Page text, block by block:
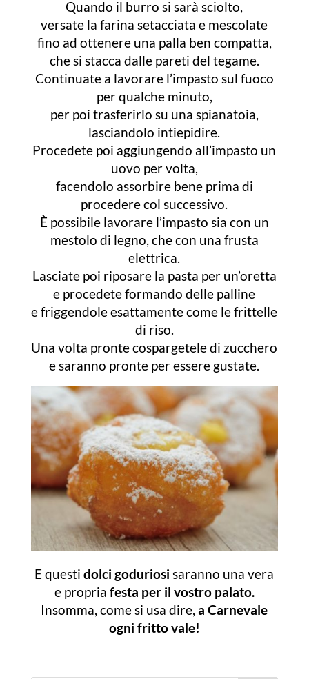
Quando il burro si sarà sciolto,
versate la farina setacciata e mescolate
fino ad ottenere una palla ben compatta,
che si stacca dalle pareti del tegame.
Continuate a lavorare l’impasto sul fuoco
per qualche minuto,
per poi trasferirlo su una spianatoia,
lasciandolo intiepidire.
Procedete poi aggiungendo all’impasto un
uovo per volta,
facendolo assorbire bene prima di
procedere col successivo.
È possibile lavorare l’impasto sia con un
mestolo di legno, che con una frusta
elettrica.
Lasciate poi riposare la pasta per un’oretta
e procedete formando delle palline
e friggendole esattamente come le frittelle
di riso.
Una volta pronte cospargetele di zucchero
e saranno pronte per essere gustate.
E questidolci goduriosi saranno una vera
e propria festa per il vostro palato.
Insomma, come si usa dire,a Carnevale
ogni fritto vale!